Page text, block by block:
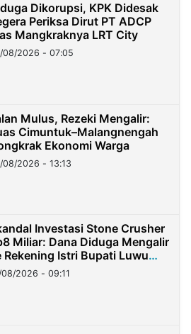
Dikorupsi, KPK Didesak
Periksa Dirut PT ADCP
Mangkraknya LRT City
08/2026 - 07:05
Mulus, Rezeki Mengalir:
Cimuntuk–Malangnengah
Ekonomi Warga
08/2026 - 13:13
Investasi Stone Crusher
Miliar: Dana Diduga Mengalir
Rekening Istri Bupati Luwu
08/2026 - 09:11